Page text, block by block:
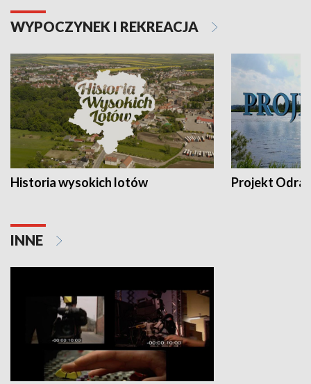
WYPOCZYNEK I REKREACJA
Historia wysokich lotów Projekt Odra
INNE